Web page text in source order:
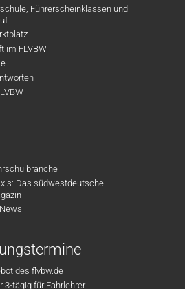
Führerscheinklassen und
im FLVBW
Das südwestdeutsche
des flvbw.de
3-tägig für Fahrlehrer